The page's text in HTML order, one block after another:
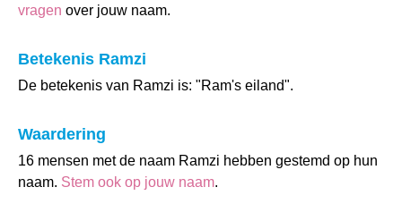
vragen over jouw naam.
Betekenis Ramzi
De betekenis van Ramzi is: "Ram's eiland".
Waardering
16 mensen met de naam Ramzi hebben gestemd op hun
naam. Stem ook op jouw naam.